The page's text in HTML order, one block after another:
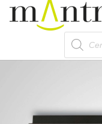
Products
search